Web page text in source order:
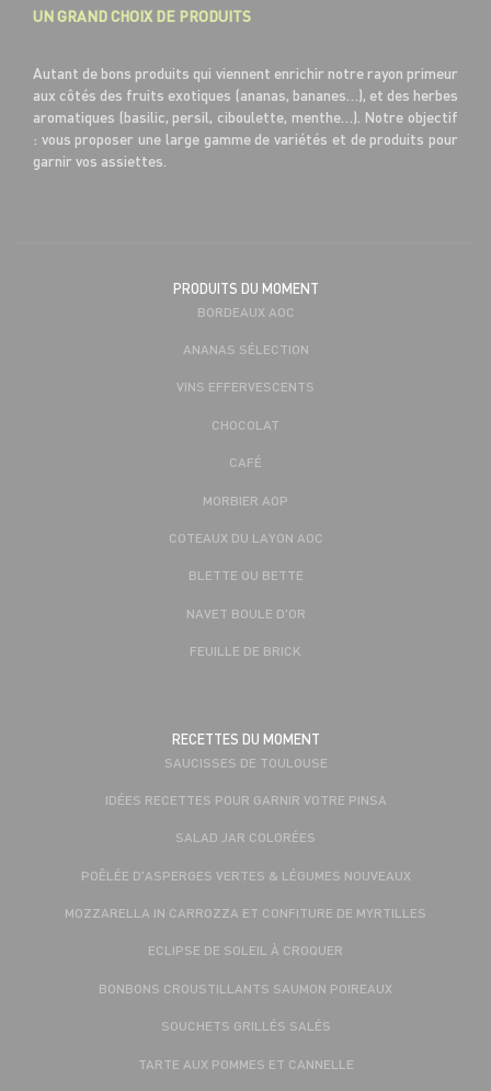
UN GRAND CHOIX DE PRODUITS
Autant de bons produits qui viennent enrichir notre rayon primeur
aux côtés des fruits exotiques (ananas, bananes…), et des herbes
aromatiques (basilic, persil, ciboulette, menthe…). Notre objectif
: vous proposer une large gamme de variétés et de produits pour
garnir vos assiettes.
PRODUITS DU MOMENT
BORDEAUX AOC
ANANAS SÉLECTION
VINS EFFERVESCENTS
CHOCOLAT
CAFÉ
MORBIER AOP
COTEAUX DU LAYON AOC
BLETTE OU BETTE
NAVET BOULE D'OR
FEUILLE DE BRICK
RECETTES DU MOMENT
SAUCISSES DE TOULOUSE
IDÉES RECETTES POUR GARNIR VOTRE PINSA
SALAD JAR COLORÉES
POÊLÉE D'ASPERGES VERTES & LÉGUMES NOUVEAUX
MOZZARELLA IN CARROZZA ET CONFITURE DE MYRTILLES
ECLIPSE DE SOLEIL À CROQUER
BONBONS CROUSTILLANTS SAUMON POIREAUX
SOUCHETS GRILLÉS SALÉS
TARTE AUX POMMES ET CANNELLE